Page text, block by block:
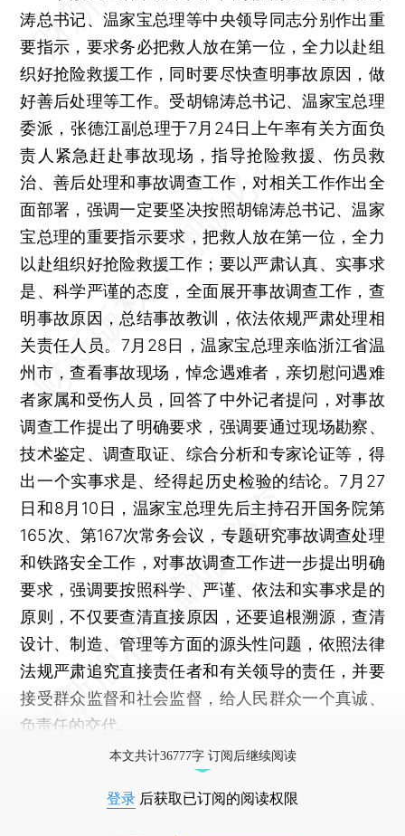
涛总书记、温家宝总理等中央领导同志分别作出重
要指示，要求务必把救人放在第一位，全力以赴组
织好抢险救援工作，同时要尽快查明事故原因，做
好善后处理等工作。受胡锦涛总书记、温家宝总理
委派，张德江副总理于7月24日上午率有关方面负
责人紧急赶赴事故现场，指导抢险救援、伤员救
治、善后处理和事故调查工作，对相关工作作出全
面部署，强调一定要坚决按照胡锦涛总书记、温家
宝总理的重要指示要求，把救人放在第一位，全力
以赴组织好抢险救援工作；要以严肃认真、实事求
是、科学严谨的态度，全面展开事故调查工作，查
明事故原因，总结事故教训，依法依规严肃处理相
关责任人员。7月28日，温家宝总理亲临浙江省温
州市，查看事故现场，悼念遇难者，亲切慰问遇难
者家属和受伤人员，回答了中外记者提问，对事故
调查工作提出了明确要求，强调要通过现场勘察、
技术鉴定、调查取证、综合分析和专家论证等，得
出一个实事求是、经得起历史检验的结论。7月27
日和8月10日，温家宝总理先后主持召开国务院第
165次、第167次常务会议，专题研究事故调查处理
和铁路安全工作，对事故调查工作进一步提出明确
要求，强调要按照科学、严谨、依法和实事求是的
原则，不仅要查清直接原因，还要追根溯源，查清
设计、制造、管理等方面的源头性问题，依照法律
法规严肃追究直接责任者和有关领导的责任，并要
接受群众监督和社会监督，给人民群众一个真诚、
负责任的交代。
本文共计36777字 订阅后继续阅读
登录 后获取已订阅的阅读权限